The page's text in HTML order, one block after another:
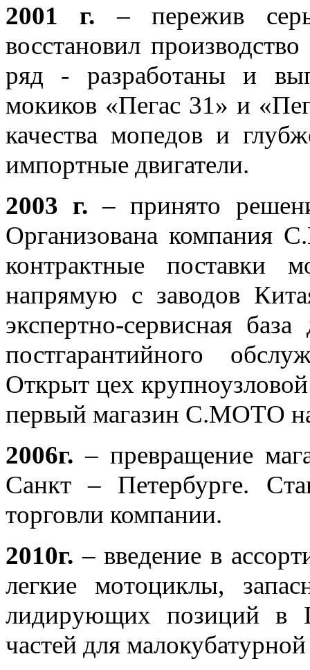
2001 г. – пережив
восстановил
ряд - разработаны и
мокиков «Пегас 31» и
качества мопедов и
импортные двигатели.
2003 г. – принято
Организована компания
контрактные поставки
напрямую с заводов
экспертно-сервисная
постгарантийного
Открыт цех
первый магазин С.МОТО
2006г. – превращение
Санкт – Петербурге.
торговли компании.
2010г. – введение в
легкие мотоциклы,
лидирующих позиций в
частей для